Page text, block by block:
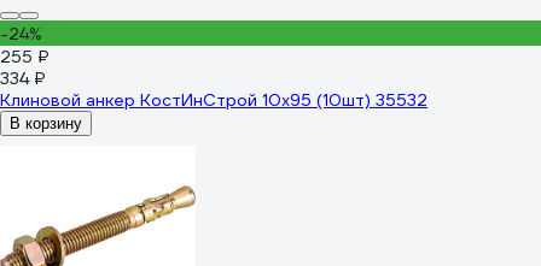
-24%
255 ₽
334 ₽
Клиновой анкер КостИнСтрой 10x95 (10шт) 35532
В корзину